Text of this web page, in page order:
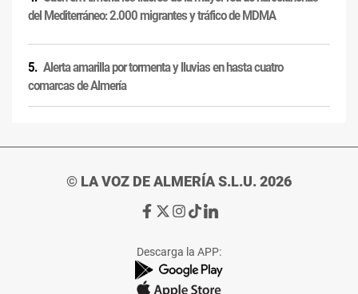
del Mediterráneo: 2.000 migrantes y tráfico de MDMA
Alerta amarilla por tormenta y lluvias en hasta cuatro
comarcas de Almería
© LA VOZ DE ALMERÍA S.L.U. 2026
Ir
de
La
Voz
Ir
de
La
Voz
Ir
de
La
Voz
Ir
de
La
Voz
Ir
de
La
Voz
Descarga la APP: